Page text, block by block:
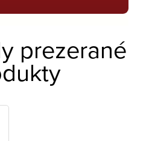
prezerané